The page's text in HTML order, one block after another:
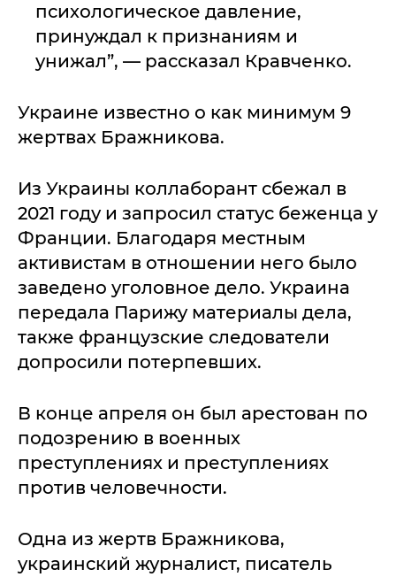
психологическое давление,
принуждал к признаниям и
унижал”, — рассказал Кравченко.
Украине известно о как минимум 9
жертвах Бражникова.
Из Украины коллаборант сбежал в
2021 году и запросил статус беженца у
Франции. Благодаря местным
активистам в отношении него было
заведено уголовное дело. Украина
передала Парижу материалы дела,
также французские следователи
допросили потерпевших.
В конце апреля он был арестован по
подозрению в военных
преступлениях и преступлениях
против человечности.
Одна из жертв Бражникова,
украинский журналист, писатель